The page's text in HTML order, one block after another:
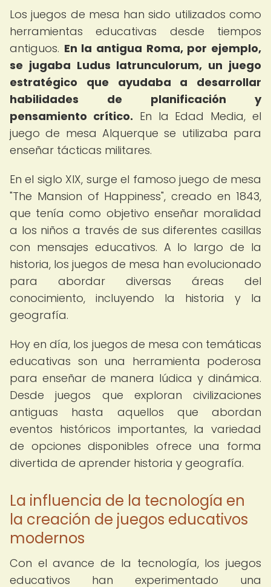
Los juegos de mesa han sido utilizados como
herramientas educativas desde tiempos
antiguos. En la antigua Roma, por ejemplo,
se jugaba Ludus latrunculorum, un juego
estratégico que ayudaba a desarrollar
habilidades de planificación y
pensamiento crítico. En la Edad Media, el
juego de mesa Alquerque se utilizaba para
enseñar tácticas militares.
En el siglo XIX, surge el famoso juego de mesa
"The Mansion of Happiness", creado en 1843,
que tenía como objetivo enseñar moralidad
a los niños a través de sus diferentes casillas
con mensajes educativos. A lo largo de la
historia, los juegos de mesa han evolucionado
para abordar diversas áreas del
conocimiento, incluyendo la historia y la
geografía.
Hoy en día, los juegos de mesa con temáticas
educativas son una herramienta poderosa
para enseñar de manera lúdica y dinámica.
Desde juegos que exploran civilizaciones
antiguas hasta aquellos que abordan
eventos históricos importantes, la variedad
de opciones disponibles ofrece una forma
divertida de aprender historia y geografía.
La influencia de la tecnología en
la creación de juegos educativos
modernos
Con el avance de la tecnología, los juegos
educativos han experimentado una